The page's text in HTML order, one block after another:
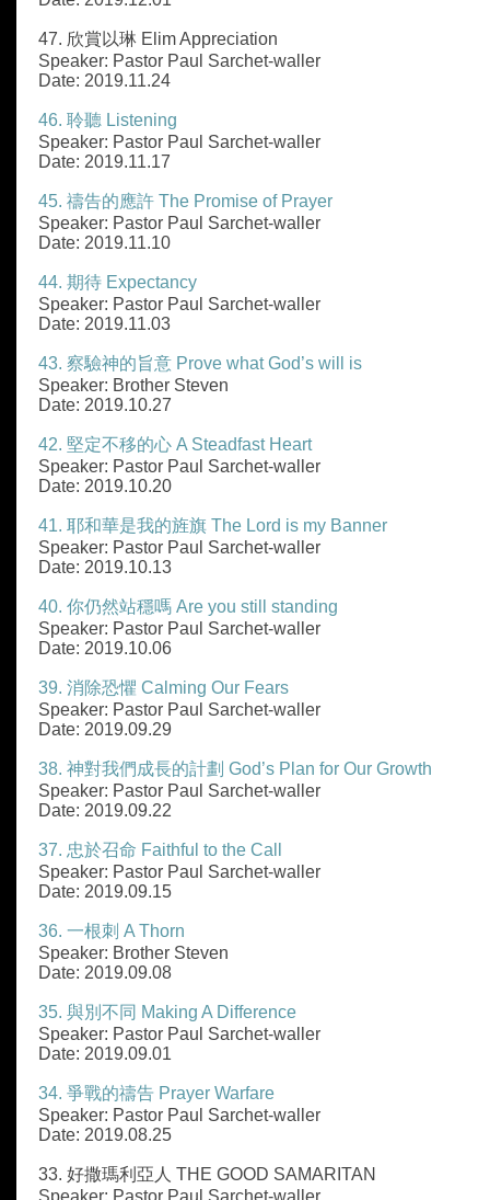
47. 欣賞以琳 Elim Appreciation
Speaker: Pastor Paul Sarchet-waller
Date: 2019.11.24
46. 聆聽 Listening
Speaker: Pastor Paul Sarchet-waller
Date: 2019.11.17
45. 禱告的應許 The Promise of Prayer
Speaker: Pastor Paul Sarchet-waller
Date: 2019.11.10
44. 期待 Expectancy
Speaker: Pastor Paul Sarchet-waller
Date: 2019.11.03
43. 察驗神的旨意 Prove what God’s will is
Speaker: Brother Steven
Date: 2019.10.27
42. 堅定不移的心 A Steadfast Heart
Speaker: Pastor Paul Sarchet-waller
Date: 2019.10.20
41. 耶和華是我的旌旗 The Lord is my Banner
Speaker: Pastor Paul Sarchet-waller
Date: 2019.10.13
40. 你仍然站穩嗎 Are you still standing
Speaker: Pastor Paul Sarchet-waller
Date: 2019.10.06
39. 消除恐懼 Calming Our Fears
Speaker: Pastor Paul Sarchet-waller
Date: 2019.09.29
38. 神對我們成長的計劃 God’s Plan for Our Growth
Speaker: Pastor Paul Sarchet-waller
Date: 2019.09.22
37. 忠於召命 Faithful to the Call
Speaker: Pastor Paul Sarchet-waller
Date: 2019.09.15
36. 一根刺 A Thorn
Speaker: Brother Steven
Date: 2019.09.08
35. 與別不同 Making A Difference
Speaker: Pastor Paul Sarchet-waller
Date: 2019.09.01
34. 爭戰的禱告 Prayer Warfare
Speaker: Pastor Paul Sarchet-waller
Date: 2019.08.25
33. 好撒瑪利亞人 THE GOOD SAMARITAN
Speaker: Pastor Paul Sarchet-waller